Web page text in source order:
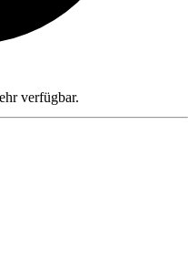
verfügbar.